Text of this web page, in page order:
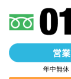
年中無休